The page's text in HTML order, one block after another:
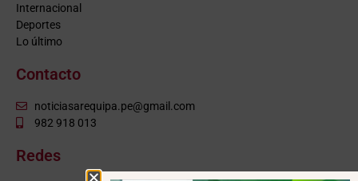
Internacional
Deportes
Lo último
Contacto
noticiasarequipa.pe@gmail.com
982 918 013
Redes